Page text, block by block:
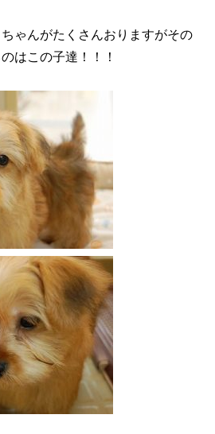
ゃんがたくさんおりますがその
はこの子達！！！